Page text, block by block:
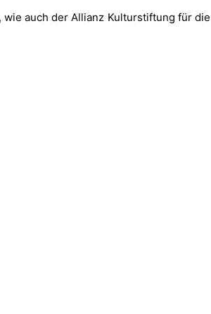
auch der Allianz Kulturstiftung für die